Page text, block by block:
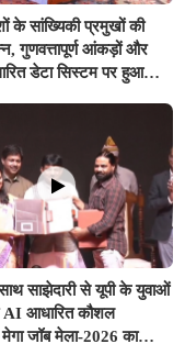
के सांख्यिकी प्रमुखों की
गुणवत्तापूर्ण आंकड़ों और
डेटा सिस्टम पर हुआ
साझेदारी से यूपी के युवाओं
AI आधारित कौशल
मेगा जॉब मेला-2026 का